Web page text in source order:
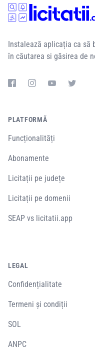
Instalează aplicația ca să
în căutarea si găsirea de
PLATFORMĂ
Funcționalități
Abonamente
Licitații pe județe
Licitații pe domenii
SEAP vs licitatii.app
LEGAL
Confidențialitate
Termeni și condiții
SOL
ANPC